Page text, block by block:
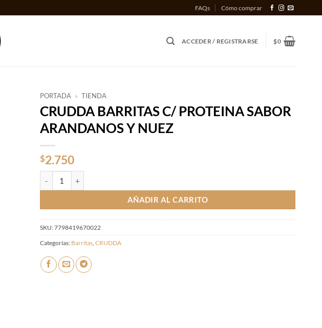
FAQs Cómo comprar
ACCEDER / REGISTRARSE $0
PORTADA » TIENDA
CRUDDA BARRITAS C/ PROTEINA SABOR
ARANDANOS Y NUEZ
$2.750
AÑADIR AL CARRITO
SKU:7798419670022
Categorías: Barritas, CRUDDA